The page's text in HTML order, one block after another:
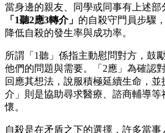
當身邊的親友、同學或同事有上述部
「1聽2應3轉介」 的自殺守門員步驟
降低自殺的發生率與成功率。
所謂「1聽」係指主動慰問對方，鼓
他們的問題與需要。「2應」為確認
回應其想法，說服積極延續生命，
介」則是協助尋求醫療、諮商輔導等
懷。
自殺是在矛盾之下的選擇，許多當